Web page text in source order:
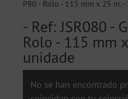
P80 - Rolo - 115 mm x 25 m.
- Ref: JSR080 -
Rolo - 115 mm
unidade
No se han encontrado